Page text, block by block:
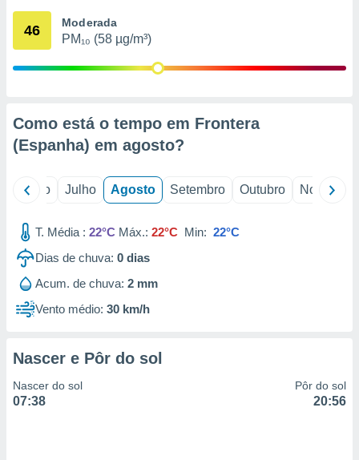
através
1199
46 Moderada
PM₁₀ (58 µg/m³)
Como está o tempo em Frontera
(Espanha) em agosto?
Junho Julho Agosto Setembro Outubro Novembro
T. Média : 22°C Máx.: 22°C Min: 22°C
Dias de chuva: 0 dias
Acum. de chuva: 2 mm
Vento médio: 30 km/h
Nascer e Pôr do sol
Nascer do sol
07:38
Pôr do sol
20:56